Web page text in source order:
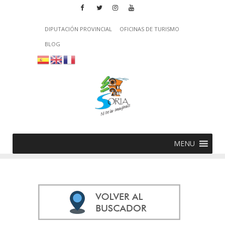
DIPUTACIÓN PROVINCIAL
OFICINAS DE TURISMO
BLOG
MENU